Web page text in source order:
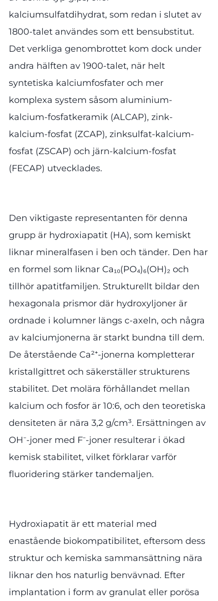
kalciumsulfatdihydrat, som redan i slutet av
1800-talet användes som ett bensubstitut.
Det verkliga genombrottet kom dock under
andra hälften av 1900-talet, när helt
syntetiska kalciumfosfater och mer
komplexa system såsom aluminium-
kalcium-fosfatkeramik (ALCAP), zink-
kalcium-fosfat (ZCAP), zinksulfat-kalcium-
fosfat (ZSCAP) och järn-kalcium-fosfat
(FECAP) utvecklades.
Den viktigaste representanten för denna
grupp är hydroxiapatit (HA), som kemiskt
liknar mineralfasen i ben och tänder. Den har
en formel som liknar Ca₁₀(PO₄)₆(OH)₂ och
tillhör apatitfamiljen. Strukturellt bildar den
hexagonala prismor där hydroxyljoner är
ordnade i kolumner längs c-axeln, och några
av kalciumjonerna är starkt bundna till dem.
De återstående Ca²⁺-jonerna kompletterar
kristallgittret och säkerställer strukturens
stabilitet. Det molära förhållandet mellan
kalcium och fosfor är 10:6, och den teoretiska
densiteten är nära 3,2 g/cm³. Ersättningen av
OH⁻-joner med F⁻-joner resulterar i ökad
kemisk stabilitet, vilket förklarar varför
fluoridering stärker tandemaljen.
Hydroxiapatit är ett material med
enastående biokompatibilitet, eftersom dess
struktur och kemiska sammansättning nära
liknar den hos naturlig benvävnad. Efter
implantation i form av granulat eller porösa